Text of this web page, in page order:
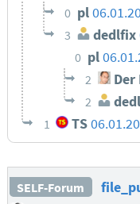
0 pl
3 dedlfix
0 pl
2
2
1 TS
SELF-Forum